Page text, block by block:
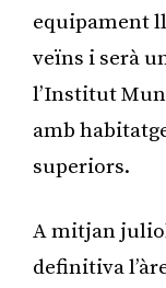
equipament
veïns i serà
l’Institut
amb
superiors.
A mitjan
definitiva